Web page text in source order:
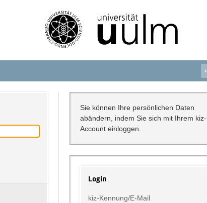
›
Sie können Ihre persönlichen Daten
abändern, indem Sie sich mit Ihrem kiz-
Account einloggen.
Login
kiz-Kennung/E-Mail